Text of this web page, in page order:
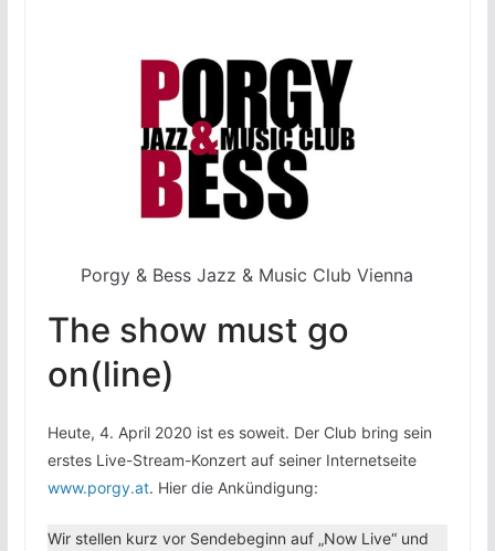
Porgy & Bess Jazz & Music Club Vienna
The show must go
on(line)
Heute, 4. April 2020 ist es soweit. Der Club bring sein
erstes Live-Stream-Konzert auf seiner Internetseite
www.porgy.at. Hier die Ankündigung:
Wir stellen kurz vor Sendebeginn auf „Now Live“ und